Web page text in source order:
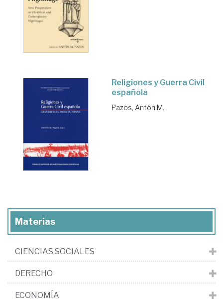
Religiones y Guerra Civil
española
Pazos, Antón M.
Materias
CIENCIAS SOCIALES
DERECHO
ECONOMÍA